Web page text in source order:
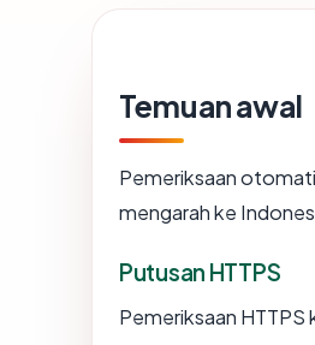
Temuan awal
Pemeriksaan
mengarah ke
Putusan HTTPS
Pemeriksaan